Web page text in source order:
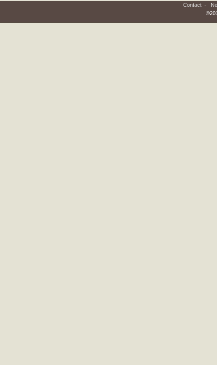
Contact-